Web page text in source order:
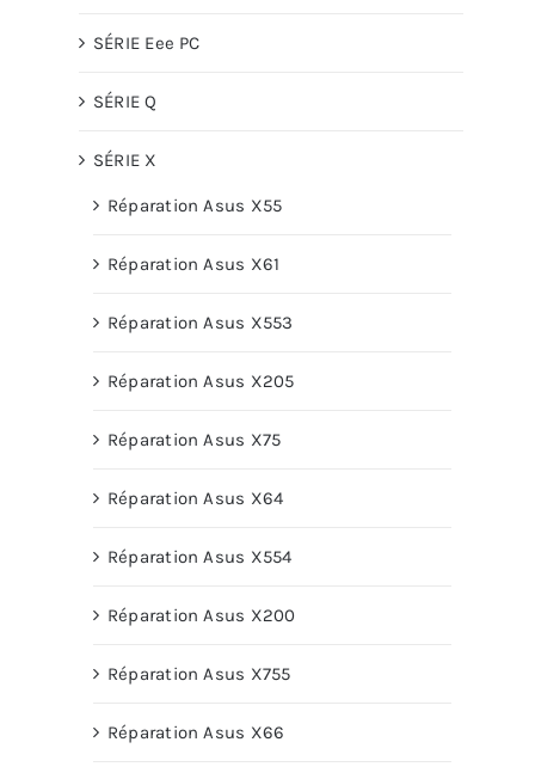
SÉRIE Eee PC
SÉRIE Q
SÉRIE X
Réparation Asus X55
Réparation Asus X61
Réparation Asus X553
Réparation Asus X205
Réparation Asus X75
Réparation Asus X64
Réparation Asus X554
Réparation Asus X200
Réparation Asus X755
Réparation Asus X66